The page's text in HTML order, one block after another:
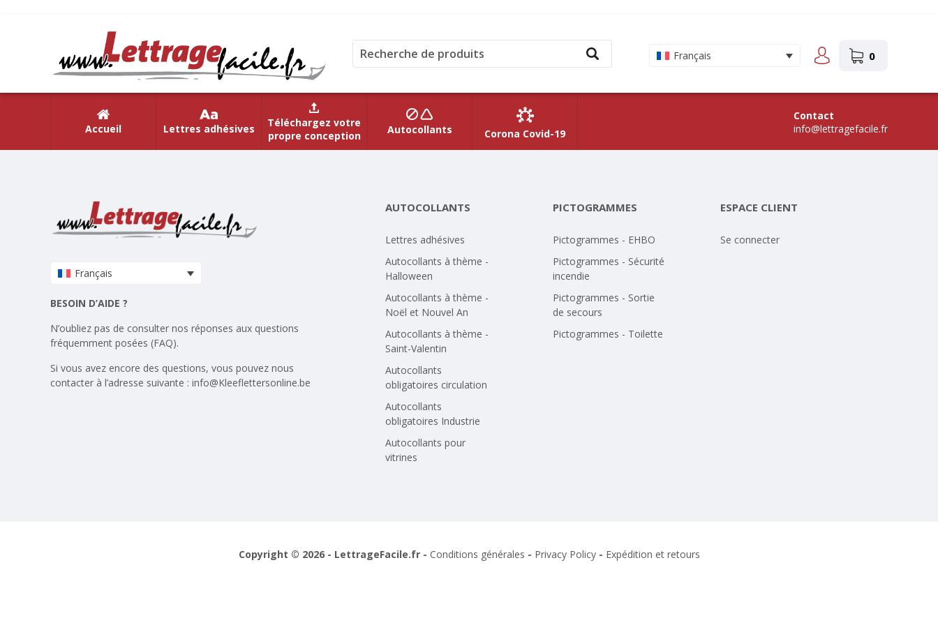
Français 0
Accueil Lettres adhésives
Téléchargez votre
propre conception
Autocollants Corona Covid-19
Contact
info@lettragefacile.fr
Français
BESOIN D’AIDE ?
N’oubliez pas de consulter nos réponses aux questions
fréquemment posées (FAQ).
Si vous avez encore des questions, vous pouvez nous
contacter à l’adresse suivante : info@Kleeflettersonline.be
AUTOCOLLANTS
Lettres adhésives
Autocollants à thème -
Halloween
Autocollants à thème -
Noël et Nouvel An
Autocollants à thème -
Saint-Valentin
Autocollants
obligatoires circulation
Autocollants
obligatoires Industrie
Autocollants pour
vitrines
PICTOGRAMMES
Pictogrammes - EHBO
Pictogrammes - Sécurité
incendie
Pictogrammes - Sortie
de secours
Pictogrammes - Toilette
ESPACE CLIENT
Se connecter
Copyright © 2026 - LettrageFacile.fr - Conditions générales - Privacy Policy- Expédition et retours